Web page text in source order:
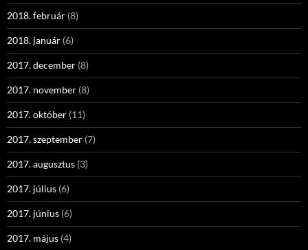
2018. február (8)
2018. január (6)
2017. december (8)
2017. november (8)
2017. október (11)
2017. szeptember (7)
2017. augusztus (3)
2017. július (6)
2017. június (6)
2017. május (4)